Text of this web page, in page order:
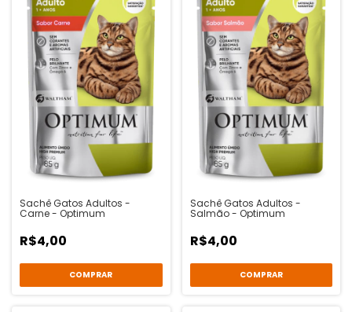
Sachê Gatos Adultos -
Carne - Optimum
R$4,00
Sachê Gatos Adultos -
Salmão - Optimum
R$4,00